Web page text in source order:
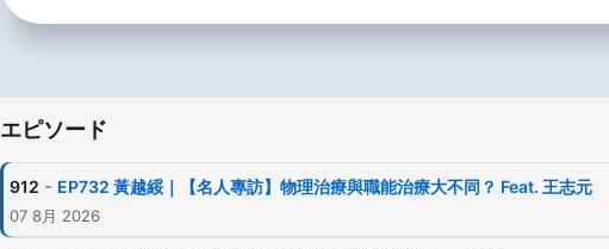
provided bySoundOn
エピソード
912 - EP732 黃越綏｜【名人專訪】物理治療與職能治療大不同？ Feat. 王志元
07 8月 2026